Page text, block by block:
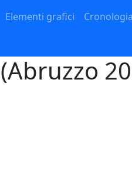
Elementi grafici Cronologia